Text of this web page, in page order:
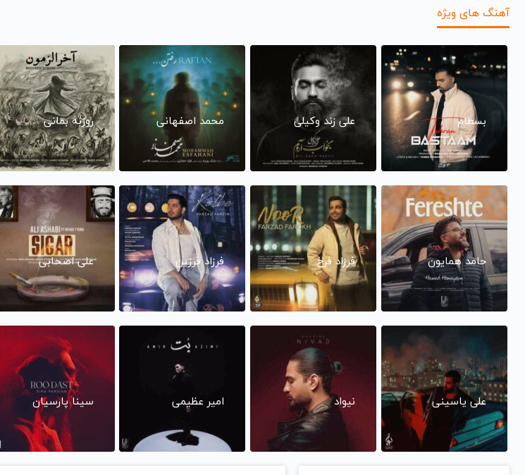
آهنگ های ویژه
بسطام علی زند وکیلی محمد اصفهانی روزبه بمانی
حامد همایون فرزاد فرخ فرزاد فرزین علی اصحابی
علی یاسینی نیواد امیر عظیمی سینا پارسیان